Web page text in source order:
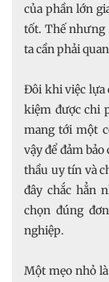
của phần lớn
tốt. Thế nhưng
ta cần phải
Đôi khi việc lựa
kiệm được chi
mang tới một
vậy để đảm
thầu uy tín và
đây chắc hẳn
chọn đúng
nghiệp.
Một mẹo nhỏ